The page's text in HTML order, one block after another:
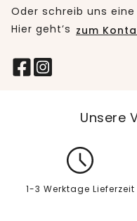
Oder schreib uns
Hier geht’s zum
Unsere
1-3 Werktage Lieferzeit